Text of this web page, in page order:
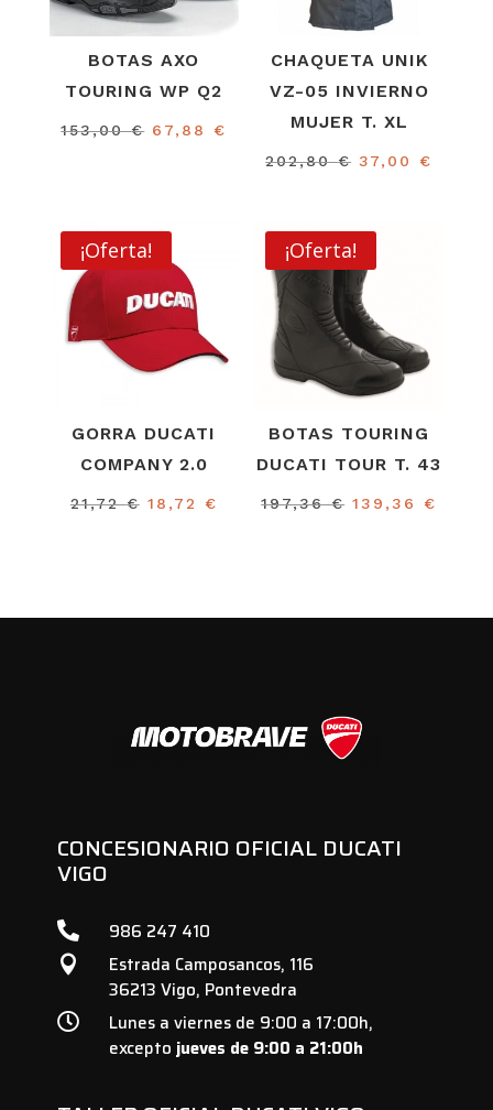
BOTAS AXO
TOURING WP Q2
153,00€ El
67,88 €
precio
67,88 €.
CHAQUETA UNIK
VZ-05 INVIERNO
MUJER T. XL
202,80€ El
202,80 €.
37,00 €
¡Oferta!
GORRA DUCATI
COMPANY 2.0
21,72€ El
21,72 €.
18,72 €
18,72 €.
¡Oferta!
BOTAS TOURING
DUCATI TOUR T. 43
197,36€ El
197,36 €.
139,36 €
CONCESIONARIO OFICIAL DUCATI
VIGO
 986 247 410

Estrada Camposancos, 116
36213 Vigo, Pontevedra

Lunes a viernes de 9:00 a 17:00h,
excepto jueves de 9:00 a 21:00h